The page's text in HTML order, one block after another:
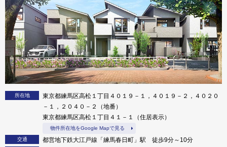
所在地
東京都練馬区高松１丁目４０１９－１，４０１９－２，４０２０
－１，２０４０－２（地番）
東京都練馬区高松１丁目４１－１（住居表示）
物件所在地をGoogle Mapで見る
交通
都営地下鉄大江戸線「練馬春日町」駅 徒歩9分～10分